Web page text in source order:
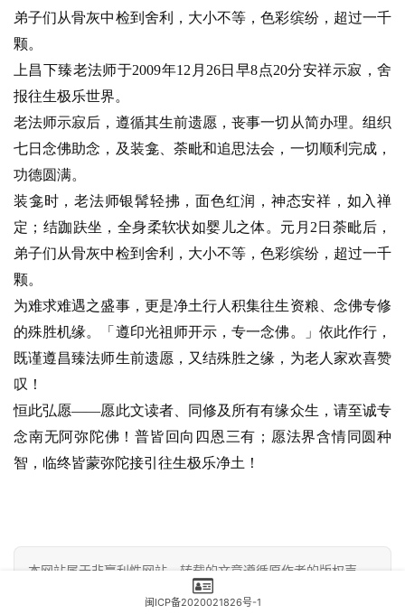
弟子们从骨灰中检到舍利，大小不等，色彩缤纷，超过一千
颗。
上昌下臻老法师于2009年12月26日早8点20分安祥示寂，舍
报往生极乐世界。
老法师示寂后，遵循其生前遗愿，丧事一切从简办理。组织
七日念佛助念，及装龛、荼毗和追思法会，一切顺利完成，
功德圆满。
装龛时，老法师银髯轻拂，面色红润，神态安祥，如入禅
定；结跏趺坐，全身柔软状如婴儿之体。元月2日荼毗后，
弟子们从骨灰中检到舍利，大小不等，色彩缤纷，超过一千
颗。
为难求难遇之盛事，更是净土行人积集往生资粮、念佛专修
的殊胜机缘。「遵印光祖师开示，专一念佛。」依此作行，
既谨遵昌臻法师生前遗愿，又结殊胜之缘，为老人家欢喜赞
叹！
恒此弘愿——愿此文读者、同修及所有有缘众生，请至诚专
念南无阿弥陀佛！普皆回向四恩三有；愿法界含情同圆种
智，临终皆蒙弥陀接引往生极乐净土！
本网站属于非赢利性网站，转载的文章遵循原作者的版权声
明，如有版权异议，请联系值班编辑予以删除。 联系方式：
0591-83056739-818 18950442781
闽ICP备2020021826号-1